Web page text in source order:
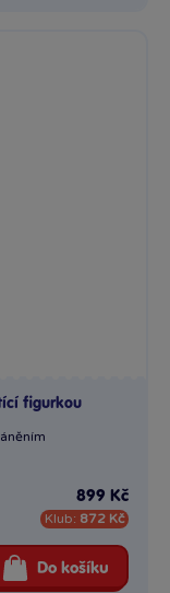
figurkou
899 Kč
Klub: 872 Kč
Do košíku